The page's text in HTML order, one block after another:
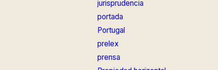
jurisprudencia
portada
Portugal
prelex
prensa